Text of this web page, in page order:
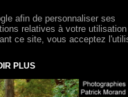
afin de personnaliser ses
relatives à votre
ce site, vous acceptez
PLUS